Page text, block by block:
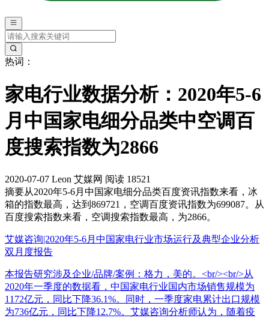
热词：
家电行业数据分析：2020年5-6
月中国家电细分品类中空调百
度搜索指数为2866
2020-07-07 Leon 艾媒网 阅读 18521
摘要从2020年5-6月中国家电细分品类百度资讯指数来看，冰
箱的指数最高，达到869721，空调百度资讯指数为699087。从
百度搜索指数来看，空调搜索指数最高，为2866。
艾媒咨询|2020年5-6月中国家电行业市场运行及典型企业分析
双月度报告
本报告研究涉及企业/品牌/案例：格力，美的。<br/><br/>从
2020年一季度的数据看，中国家电行业国内市场销售规模为
1172亿元，同比下降36.1%。同时，一季度家电累计出口规模
为736亿元，同比下降12.7%。艾媒咨询分析师认为，随着疫